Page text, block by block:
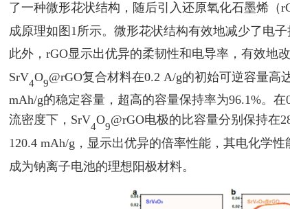
了一种微形花状结构，随后引入还原氧化石墨烯（
成原理如图 1 所示。微形花状结构有效地减少了电
此外， rGO显示出优异的柔韧性和电导率，有效地
SrV4O9@rGO复合材料在0.2 A/g的初始可逆容量高
mAh/g的稳定容量，超高的容量保持率为96.1%。在
流密度下， SrV4O9@rGO电极的比容量分别保持在
120.4 mAh/g ，显示出优异的倍率性能，其电化学性
成为钠离子电池的理想阳极材料。